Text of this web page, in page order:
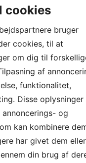
oppe på siden.
oppe på siden.
22, 3520
andre steder pga,
udenfor fx i naturen,
cookies
bruger
cookies, til at
om dig til
af
funktionalitet,
Disse oplysninger
og
kan kombinere
har givet dem eller
din brug af